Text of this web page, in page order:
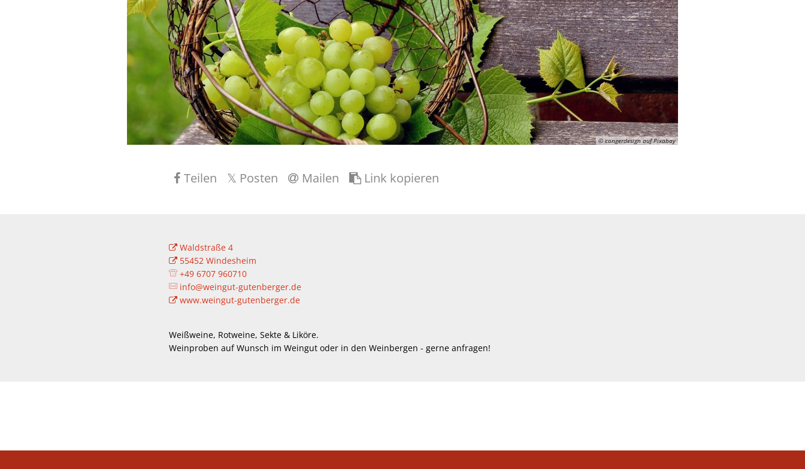
© congerdesign auf Pixabay
Teilen Posten Mailen Link kopieren
Waldstraße 4
55452 Windesheim
+49 6707 960710
info@weingut-gutenberger.de
www.weingut-gutenberger.de
Weißweine, Rotweine, Sekte & Liköre.
Weinproben auf Wunsch im Weingut oder in den Weinbergen - gerne anfragen!